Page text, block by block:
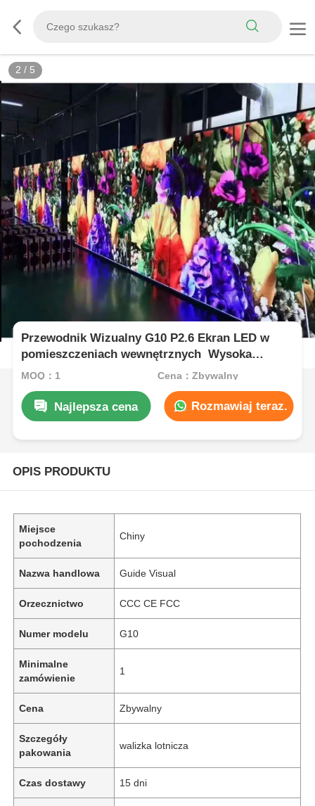
2 / 5
Przewodnik Wizualny G10 P2.6 Ekran LED w
pomieszczeniach wewnętrznych ️ Wysoka
częstotliwość odświeżania dla profesjonalnych
MOQ：1 Cena：Zbywalny
Najlepsza cena Rozmawiaj teraz.
OPIS PRODUKTU
Miejsce
pochodzenia
Chiny
Nazwa handlowa Guide Visual
Orzecznictwo CCC CE FCC
Numer modelu G10
Minimalne
zamówienie
1
Cena Zbywalny
Szczegóły
pakowania
walizka lotnicza
Czas dostawy 15 dni